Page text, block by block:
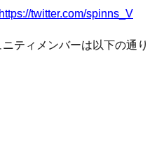
https://twitter.com/spinns_V
ティメンバーは以下の通り